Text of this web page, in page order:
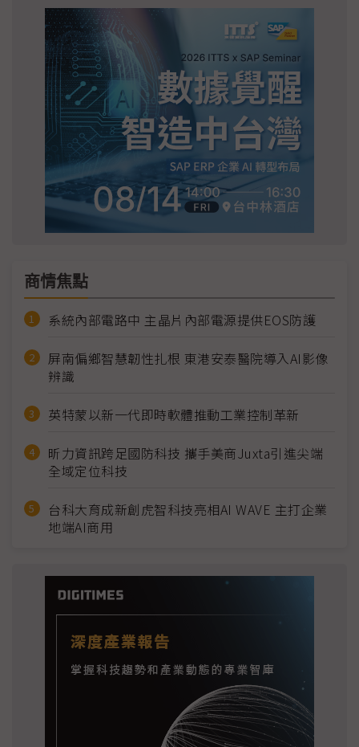
商情焦點
系統內部電路中 主晶片內部電源提供EOS防護
屏南偏鄉智慧韌性扎根 東港安泰醫院導入AI影像
辨識
英特蒙以新一代即時軟體推動工業控制革新
昕力資訊跨足國防科技 攜手美商Juxta引進尖端
全域定位科技
台科大育成新創虎智科技亮相AI WAVE 主打企業
地端AI商用